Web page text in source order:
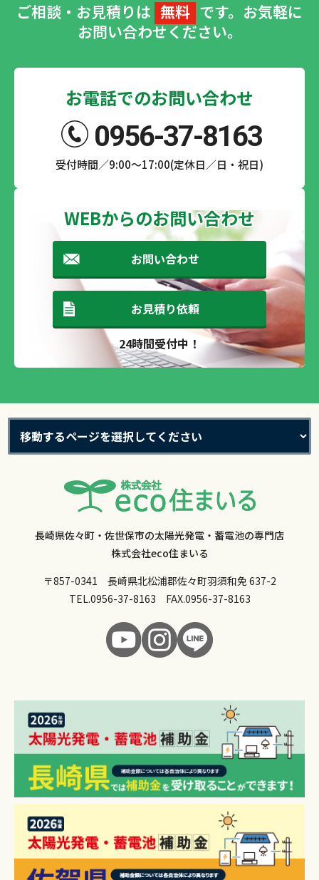
ご相談・お見積りは 無料 です。お気軽に
お問い合わせください。
お電話でのお問い合わせ
0956-37-8163
受付時間／9:00～17:00(定休日／日・祝日)
WEBからのお問い合わせ
お問い合わせ
お見積り依頼
24時間受付中！
長崎県佐々町・佐世保市の太陽光発電・蓄電池の専門店
株式会社eco住まいる
〒857-0341 長崎県北松浦郡佐々町羽須和免 637-2
TEL.0956-37-8163 FAX.0956-37-8163